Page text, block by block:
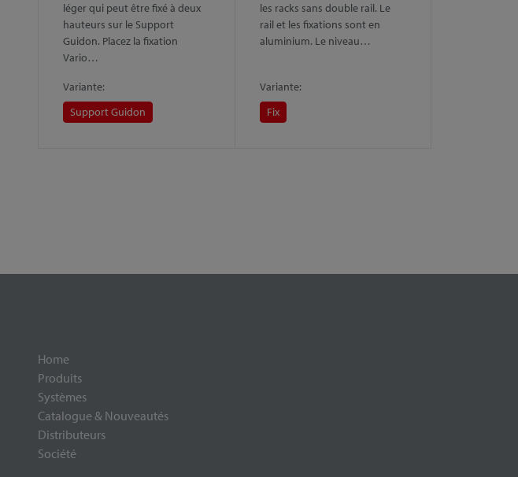
léger qui peut être fixé à deux
hauteurs sur le Support
Guidon. Placez la fixation
Vario…
Variante:
Support Guidon
les racks sans double rail. Le
rail et les fixations sont en
aluminium. Le niveau…
Variante:
Fix
Home
Produits
Systèmes
Catalogue & Nouveautés
Distributeurs
Société